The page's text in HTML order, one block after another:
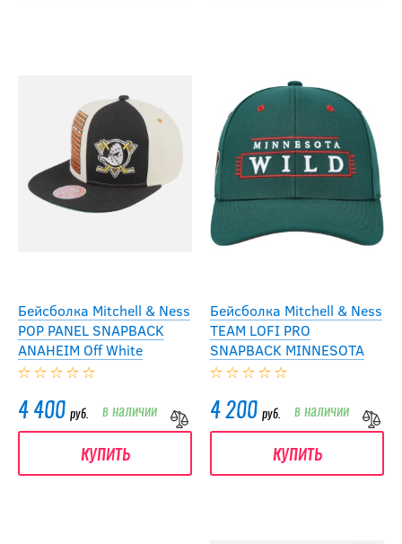
Бейсболка Mitchell & Ness
POP PANEL SNAPBACK
ANAHEIM Off White
4 400 руб. в наличии
купить
Бейсболка Mitchell & Ness
TEAM LOFI PRO
SNAPBACK MINNESOTA
4 200 руб. в наличии
купить